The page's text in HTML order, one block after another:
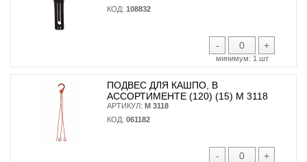
КОД: 108832
- +
минимум: 1 шт
ПОДВЕС ДЛЯ КАШПО, В
АССОРТИМЕНТЕ (120) (15) М 3118
АРТИКУЛ: М 3118
КОД: 061182
- +